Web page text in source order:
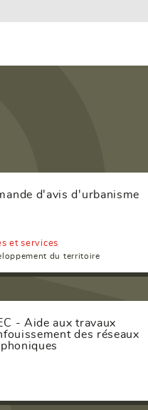
d'avis d'urbanisme
et services
du territoire
- Aide aux travaux
des réseaux